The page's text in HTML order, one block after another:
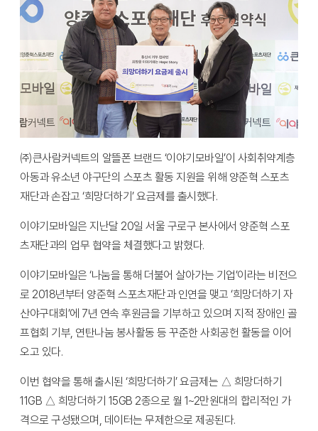
㈜큰사람커넥트의 알뜰폰 브랜드 ‘이야기모바일’이 사회취약계층
아동과 유소년 야구단의 스포츠 활동 지원을 위해 양준혁 스포츠
재단과 손잡고 ‘희망더하기’ 요금제를 출시했다.
이야기모바일은 지난달 20일 서울 구로구 본사에서 양준혁 스포
츠재단과의 업무 협약을 체결했다고 밝혔다.
이야기모바일은 ‘나눔을 통해 더불어 살아가는 기업’이라는 비전으
로 2018년부터 양준혁 스포츠재단과 인연을 맺고 ‘희망더하기 자
산야구대회’에 7년 연속 후원금을 기부하고 있으며 지적 장애인 골
프협회 기부, 연탄나눔 봉사활동 등 꾸준한 사회공헌 활동을 이어
오고 있다.
이번 협약을 통해 출시된 ‘희망더하기’ 요금제는 △ 희망더하기
11GB △ 희망더하기 15GB 2종으로 월 1~2만원대의 합리적인 가
격으로 구성됐으며, 데이터는 무제한으로 제공된다.